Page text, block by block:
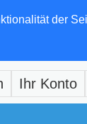
der
Ihr Konto